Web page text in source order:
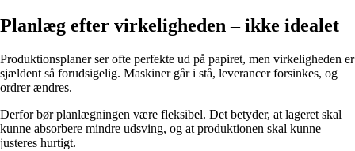
Planlæg efter virkeligheden – ikke idealet
Produktionsplaner ser ofte perfekte ud på papiret, men virkeligheden er
sjældent så forudsigelig. Maskiner går i stå, leverancer forsinkes, og
ordrer ændres.
Derfor bør planlægningen være fleksibel. Det betyder, at lageret skal
kunne absorbere mindre udsving, og at produktionen skal kunne
justeres hurtigt.